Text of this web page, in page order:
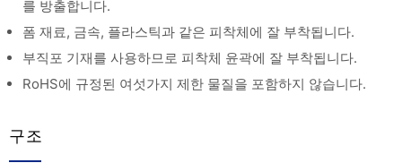
를 방출합니다.
폼 재료, 금속, 플라스틱과 같은 피착체에 잘 부착됩니다.
부직포 기재를 사용하므로 피착체 윤곽에 잘 부착됩니다.
RoHS에 규정된 여섯가지 제한 물질을 포함하지 않습니다.
구조